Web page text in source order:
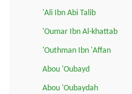
'Ali Ibn Abi Talib
'Oumar Ibn Al-khattab
'Outhman Ibn 'Affan
Abou 'Oubayd
Abou 'Oubaydah